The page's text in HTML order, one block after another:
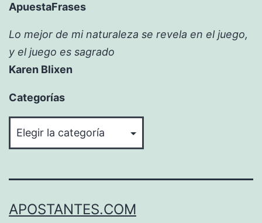
ApuestaFrases
Lo mejor de mi naturaleza se revela en el juego,
y el juego es sagrado
Karen Blixen
Categorías
APOSTANTES.COM